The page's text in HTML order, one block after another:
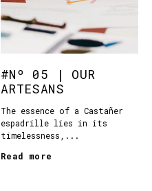
#Nº 05 | OUR
ARTESANS
The essence of a Castañer
espadrille lies in its
timelessness,...
Read more